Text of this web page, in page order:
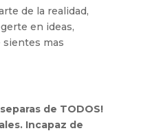
de la realidad,
en ideas,
sientes mas
de TODOS!
Incapaz de